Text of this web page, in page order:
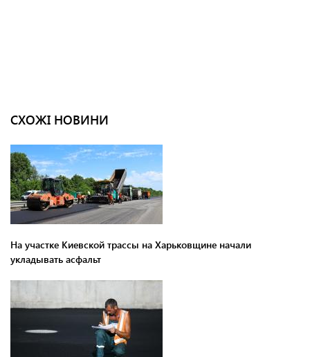
СХОЖІ НОВИНИ
На участке Киевской трассы на Харьковщине начали
укладывать асфальт